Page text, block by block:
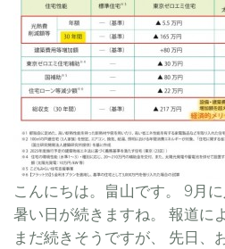
こんにちは。畠山です。 9月
暑い日が続きますね。 報道に
まだ続きそうですが、 先日、